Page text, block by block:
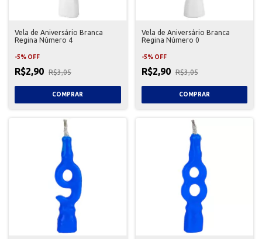
Vela de Aniversário Branca
Regina Número 4
-5% OFF
R$2,90 R$3,05
Vela de Aniversário Branca
Regina Número 0
-5% OFF
R$2,90 R$3,05